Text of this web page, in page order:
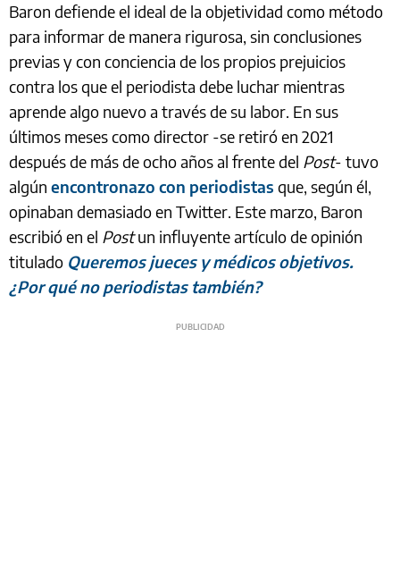
Baron defiende el ideal de la objetividad como método
para informar de manera rigurosa, sin conclusiones
previas y con conciencia de los propios prejuicios
contra los que el periodista debe luchar mientras
aprende algo nuevo a través de su labor. En sus
últimos meses como director -se retiró en 2021
después de más de ocho años al frente del Post- tuvo
algún encontronazo con periodistas que, según él,
opinaban demasiado en Twitter. Este marzo, Baron
escribió en el Postun influyente artículo de opinión
titulado Queremos jueces y médicos objetivos.
¿Por qué no periodistas también?